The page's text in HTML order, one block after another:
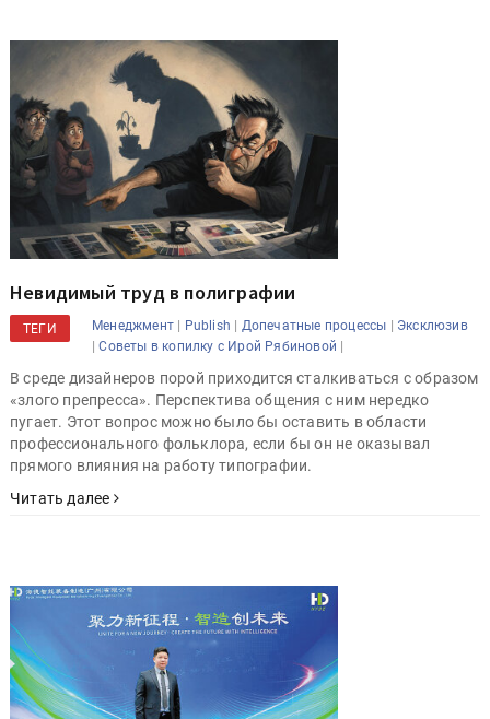
Невидимый труд в полиграфии
ТЕГИ Менеджмент | Publish | Допечатные процессы | Эксклюзив
|Советы в копилку с Ирой Рябиновой |
В среде дизайнеров порой приходится сталкиваться с образом
«злого препресса». Перспектива общения с ним нередко
пугает. Этот вопрос можно было бы оставить в области
профессионального фольклора, если бы он не оказывал
прямого влияния на работу типографии.
Читать далее